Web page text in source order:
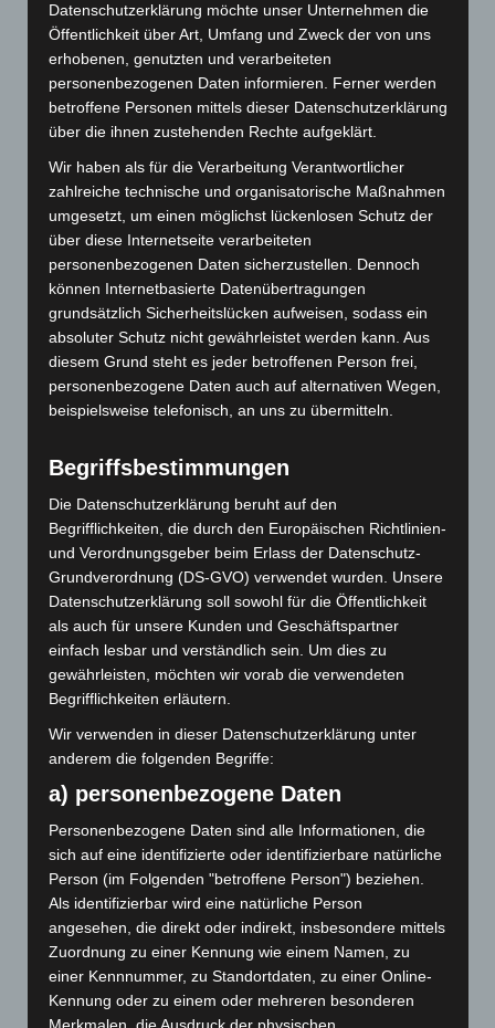
November 2023
Mai 2023
März 2023
Dezember 2022
November 2022
Juni 2022
Mai 2022
Februar 2022
Dezember 2021
November 2021
August 2021
Juni 2021
April 2021
Januar 2021
November 2020
September 2020
Juli 2020
Januar 2020
November 2019
Oktober 2019
Datenschutzerklärung möchte unser Unternehmen die
Öffentlichkeit über Art, Umfang und Zweck der von uns
erhobenen, genutzten und verarbeiteten
personenbezogenen Daten informieren. Ferner werden
betroffene Personen mittels dieser Datenschutzerklärung
über die ihnen zustehenden Rechte aufgeklärt.
Wir haben als für die Verarbeitung Verantwortlicher
zahlreiche technische und organisatorische Maßnahmen
umgesetzt, um einen möglichst lückenlosen Schutz der
über diese Internetseite verarbeiteten
personenbezogenen Daten sicherzustellen. Dennoch
können Internetbasierte Datenübertragungen
grundsätzlich Sicherheitslücken aufweisen, sodass ein
absoluter Schutz nicht gewährleistet werden kann. Aus
diesem Grund steht es jeder betroffenen Person frei,
personenbezogene Daten auch auf alternativen Wegen,
beispielsweise telefonisch, an uns zu übermitteln.
Begriffsbestimmungen
Die Datenschutzerklärung beruht auf den
Begrifflichkeiten, die durch den Europäischen Richtlinien-
und Verordnungsgeber beim Erlass der Datenschutz-
Grundverordnung (DS-GVO) verwendet wurden. Unsere
Datenschutzerklärung soll sowohl für die Öffentlichkeit
als auch für unsere Kunden und Geschäftspartner
einfach lesbar und verständlich sein. Um dies zu
gewährleisten, möchten wir vorab die verwendeten
Begrifflichkeiten erläutern.
Wir verwenden in dieser Datenschutzerklärung unter
anderem die folgenden Begriffe:
a) personenbezogene Daten
Personenbezogene Daten sind alle Informationen, die
sich auf eine identifizierte oder identifizierbare natürliche
Person (im Folgenden "betroffene Person") beziehen.
Als identifizierbar wird eine natürliche Person
angesehen, die direkt oder indirekt, insbesondere mittels
Zuordnung zu einer Kennung wie einem Namen, zu
einer Kennnummer, zu Standortdaten, zu einer Online-
Kennung oder zu einem oder mehreren besonderen